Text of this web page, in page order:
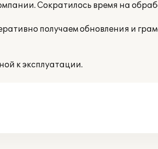
Сократилось время на
получаем обновления и
к эксплуатации.